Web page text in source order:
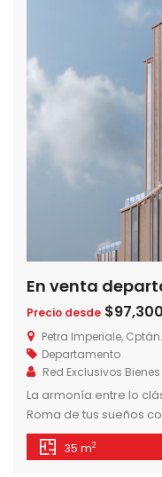
Precio desde $97,300
Petra Imperiale,
Departamento
Red Exclusivos
La armonía entre lo
Roma de tus sueños
Cautivará tus
espacios de
35 m2